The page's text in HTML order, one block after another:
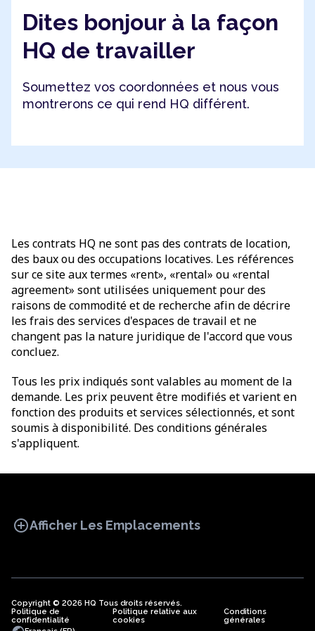
Dites bonjour à la façon
HQ de travailler
Soumettez vos coordonnées et nous vous
montrerons ce qui rend HQ différent.
Les contrats HQ ne sont pas des contrats de location,
des baux ou des occupations locatives. Les références
sur ce site aux termes «rent», «rental» ou «rental
agreement» sont utilisées uniquement pour des
raisons de commodité et de recherche afin de décrire
les frais des services d'espaces de travail et ne
changent pas la nature juridique de l'accord que vous
concluez.
Tous les prix indiqués sont valables au moment de la
demande. Les prix peuvent être modifiés et varient en
fonction des produits et services sélectionnés, et sont
soumis à disponibilité. Des conditions générales
s'appliquent.
add_circleAfficher Les Emplacements
BUREAU COWORKING
BUREAUX
Copyright © 2026 HQ Tous droits réservés.
Politique de
confidentialité
Politique relative aux
cookies
Conditions
générales